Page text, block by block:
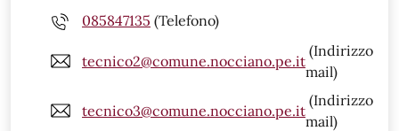
085847135 (Telefono)
tecnico2@comune.nocciano.pe.it
(Indirizzo
mail)
tecnico3@comune.nocciano.pe.it
(Indirizzo
mail)